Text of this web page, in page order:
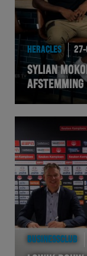
HERACLES
SYLIAN
BUSINESSCLUB